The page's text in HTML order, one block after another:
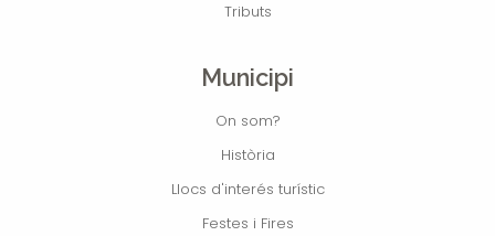
Tributs
Municipi
On som?
Història
Llocs d'interés turístic
Festes i Fires